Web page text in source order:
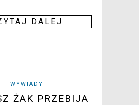
DALEJ
WYWIADY
ŻAK PRZEBIJA